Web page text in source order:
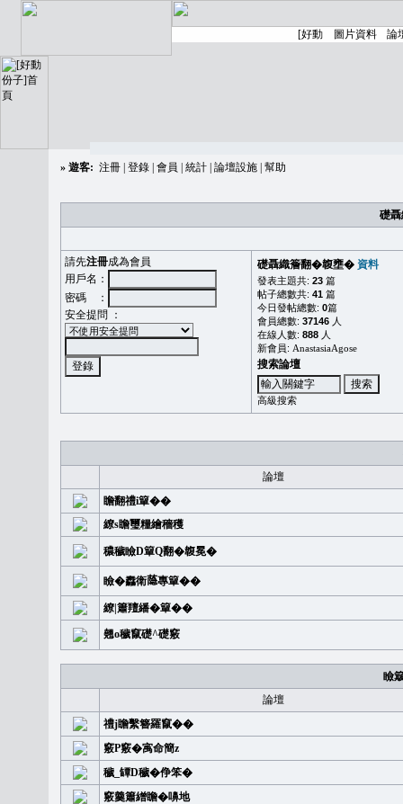
» 遊客: 注冊 登錄 會員 統計 論壇設施 幫助
礎
請先注冊成為會員
用戶名：
密碼 ：
安全提問 ：
礎聶織簷翻�䪖壅� 資料
發表主題共: 23 篇
帖子總數共: 41 篇
今日發帖總數: 0篇
會員總數: 37146 人
在線人數: 888 人
新會員: AnastasiaAgose
搜索論壇
高級搜索
論壇
瞻翻禮i簞��
繚s瞻璽糧繪穡穫
穠穢瞼D簞Q翻�䪖冕�
瞼�䆐衛𦻕專簞��
繚|簫羶繙�簞��
翹o穢竄礎^礎竅
瞼
論壇
禮j瞻繫簪羅竄��
竅P竅�㝢命簡z
穢_罈D穢�鿇笨�
竅羹簫繒瞻�嚊地